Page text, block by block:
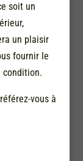
soit un
un plaisir
fournir le
condition.
vous à